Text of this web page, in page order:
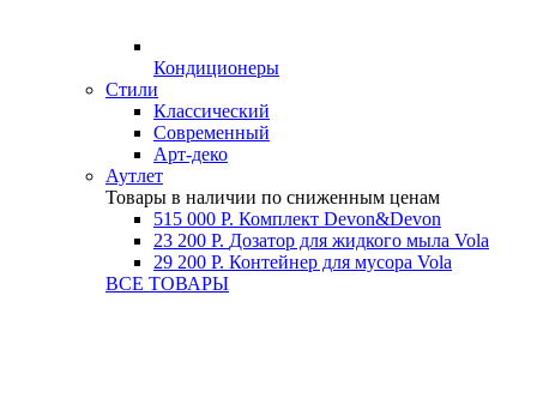
Кондиционеры
Стили
Классический
Современный
Арт-деко
Аутлет
Товары в наличии по сниженным ценам
515 000 Р. Комплект Devon&Devon
23 200 Р. Дозатор для жидкого мыла Vola
29 200 Р. Контейнер для мусора Vola
ВСЕ ТОВАРЫ